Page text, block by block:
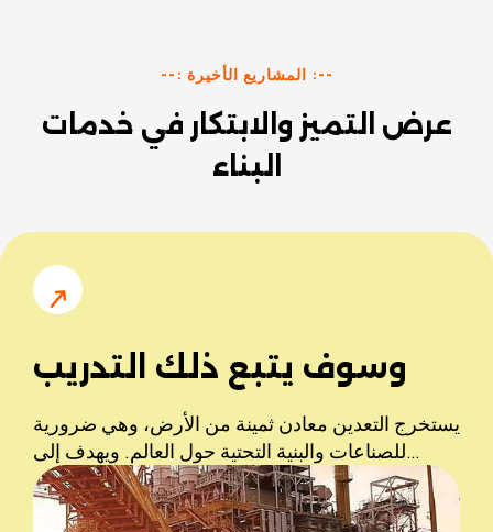
--: المشاريع الأخيرة :--
عرض التميز والابتكار في خدمات
البناء
وسوف يتبع ذلك التدريب
يستخرج التعدين معادن ثمينة من الأرض، وهي ضرورية
للصناعات والبنية التحتية حول العالم. ويهدف إلى…